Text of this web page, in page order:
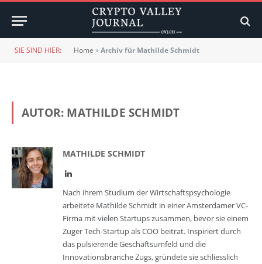
SIE SIND HIER: Home »Archiv für Mathilde Schmidt
AUTOR: MATHILDE SCHMIDT
MATHILDE SCHMIDT
LinkedIn
Nach ihrem Studium der Wirtschaftspsychologie
arbeitete Mathilde Schmidt in einer Amsterdamer VC-
Firma mit vielen Startups zusammen, bevor sie einem
Zuger Tech-Startup als COO beitrat. Inspiriert durch
das pulsierende Geschäftsumfeld und die
Innovationsbranche Zugs, gründete sie schliesslich